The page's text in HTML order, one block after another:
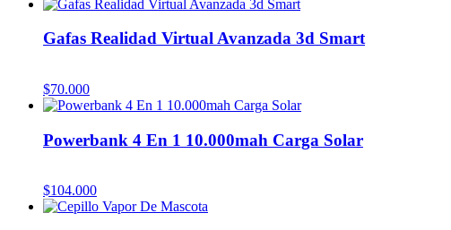
Gafas Realidad Virtual Avanzada 3d Smart
$70.000
Powerbank 4 En 1 10.000mah Carga Solar
$104.000